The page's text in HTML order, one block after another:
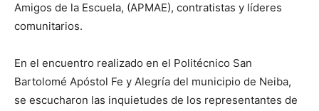
Amigos de la Escuela, (APMAE), contratistas y líderes
comunitarios.
En el encuentro realizado en el Politécnico San
Bartolomé Apóstol Fe y Alegría del municipio de Neiba,
se escucharon las inquietudes de los representantes de